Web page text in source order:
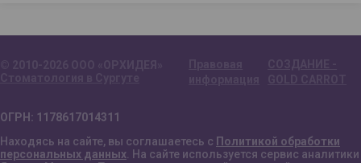
ОГРН: 1178617014311
Находясь на сайте, вы соглашаетесь с Политикой обработки
персональных данных . На сайте используется сервис аналитики